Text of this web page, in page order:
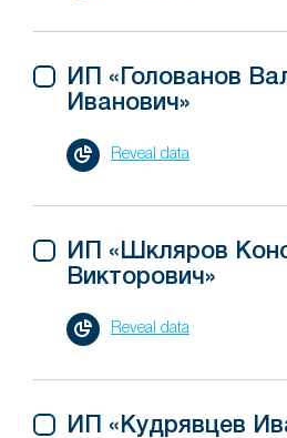
ИП «Голованов
Иванович»
Reveal data
ИП «Шкляров
Викторович»
Reveal data
ИП «Кудрявцев